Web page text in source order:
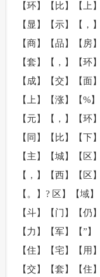
【环】【比】【上
【显】【示】【，
【商】【品】【房
【套】【，】【环
【成】【交】【面
【上】【涨】【%
【元】【，】【环
【同】【比】【下
【主】【城】【区
【，】【西】【区
【。】? 区】【域
【斗】【门】【仍
【力】【军】【”
【住】【宅】【用
【交】【套】【住